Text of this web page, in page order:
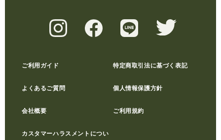
ご利用ガイド 特定商取引法に基づく表記
よくあるご質問 個人情報保護方針
会社概要 ご利用規約
カスタマーハラスメントについ